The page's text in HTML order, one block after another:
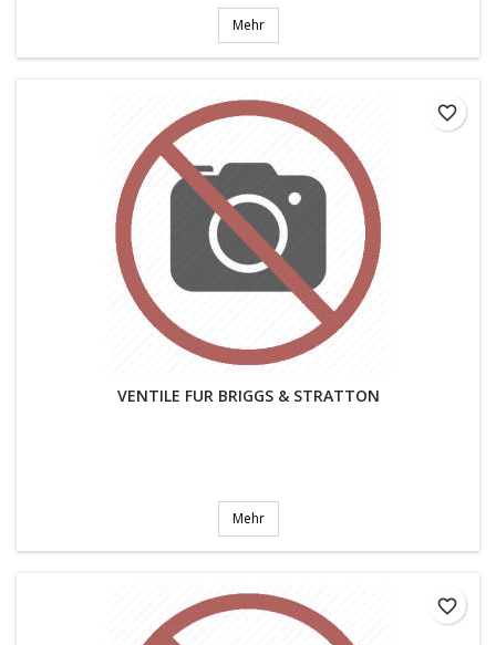
Mehr
VENTILE FUR BRIGGS & STRATTON
Mehr
favorite_border
favorite_border